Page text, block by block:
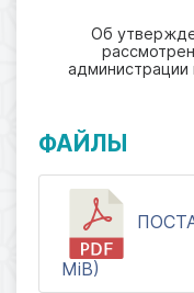
Об
администрации
ФАЙЛЫ
MiB)